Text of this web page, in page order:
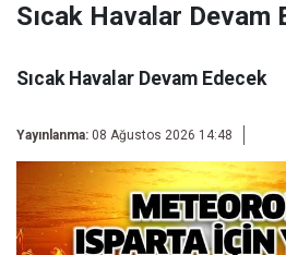
Sıcak Havalar Devam
Sıcak Havalar Devam Edecek
Yayınlanma: 08 Ağustos 2026 14:48